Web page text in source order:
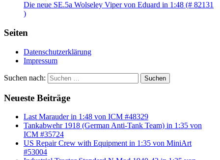
Die neue SE.5a Wolseley Viper von Eduard in 1:48 (# 82131
)
Seiten
Datenschutzerklärung
Impressum
Suchen nach: Suchen
Neueste Beiträge
Last Marauder in 1:48 von ICM #48329
Tankabwehr 1918 (German Anti-Tank Team) in 1:35 von
ICM #35724
US Repair Crew with Equipment in 1:35 von MiniArt
#53004